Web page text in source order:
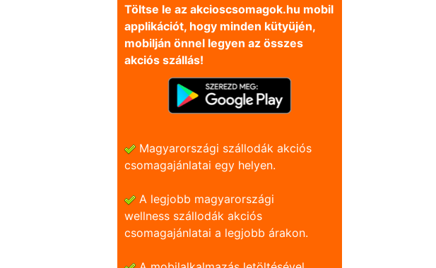
Töltse le az akcioscsomagok.hu mobil
applikációt, hogy minden kütyüjén,
mobilján önnel legyen az összes
akciós szállás!
Magyarországi szállodák akciós
csomagajánlatai egy helyen.
A legjobb magyarországi
wellness szállodák akciós
csomagajánlatai a legjobb árakon.